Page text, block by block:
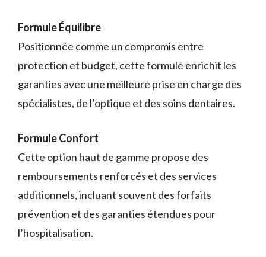
Formule Équilibre
Positionnée comme un compromis entre
protection et budget, cette formule enrichit les
garanties avec une meilleure prise en charge des
spécialistes, de l’optique et des soins dentaires.
Formule Confort
Cette option haut de gamme propose des
remboursements renforcés et des services
additionnels, incluant souvent des forfaits
prévention et des garanties étendues pour
l’hospitalisation.